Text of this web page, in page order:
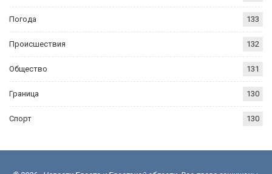
Погода 133
Происшествия 132
Общество 131
Граница 130
Спорт 130